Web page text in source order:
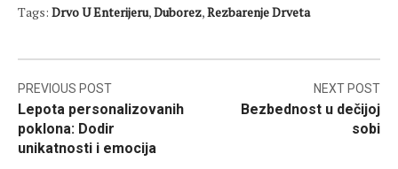
Tags: Drvo U Enterijeru,Duborez,Rezbarenje Drveta
Post
navigation
PREVIOUS POST
Lepota personalizovanih
poklona: Dodir
unikatnosti i emocija
NEXT POST
Bezbednost u dečijoj
sobi